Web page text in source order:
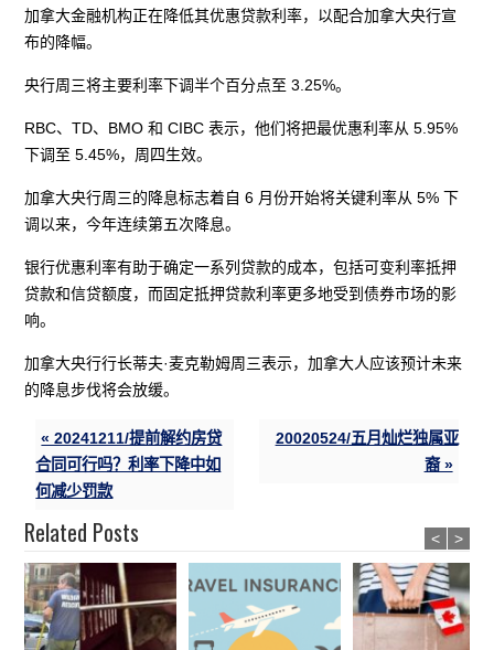
加拿大金融机构正在降低其优惠贷款利率，以配合加拿大央行宣
布的降幅。
央行周三将主要利率下调半个百分点至 3.25%。
RBC、TD、BMO 和 CIBC 表示，他们将把最优惠利率从 5.95%
下调至 5.45%，周四生效。
加拿大央行周三的降息标志着自 6 月份开始将关键利率从 5% 下
调以来，今年连续第五次降息。
银行优惠利率有助于确定一系列贷款的成本，包括可变利率抵押
贷款和信贷额度，而固定抵押贷款利率更多地受到债券市场的影
响。
加拿大央行行长蒂夫·麦克勒姆周三表示，加拿大人应该预计未来
的降息步伐将会放缓。
« 20241211/提前解约房贷
合同可行吗？利率下降中如
何减少罚款
20020524/五月灿烂独属亚
裔 »
Related Posts < >